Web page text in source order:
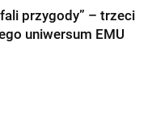
fali przygody” – trzeci
uniwersum EMU